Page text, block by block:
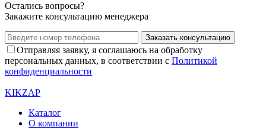
Остались вопросы?
Закажите консультацию менеджера
Заказать консультацию
Отправляя заявку, я соглашаюсь на обработку
персональных данных, в соответствии с Политикой
конфиденциальности
KIKZAP
Каталог
О компании